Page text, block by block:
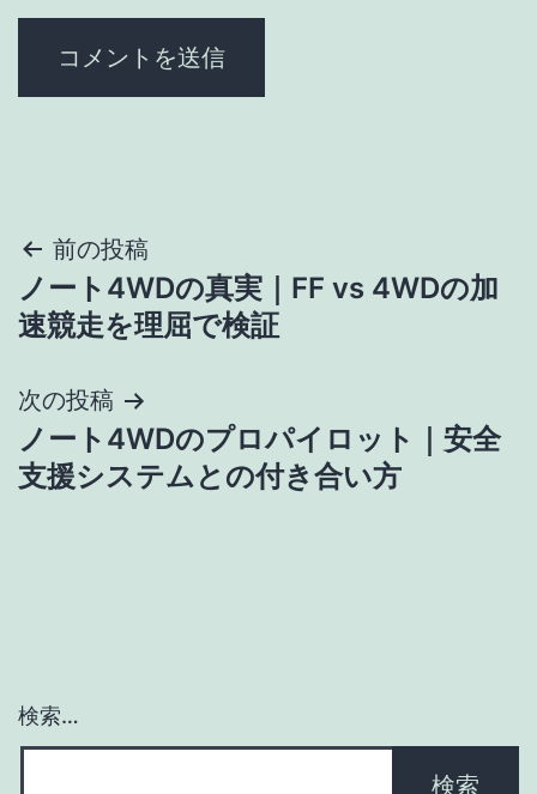
投
稿
ビ
ゲ
ン
前の投稿
ノート4WDの真実｜FF vs 4WDの加
速競走を理屈で検証
次の投稿
ノート4WDのプロパイロット｜安全
支援システムとの付き合い方
検索…